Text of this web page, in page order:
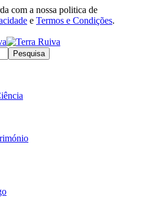
com a nossa politica de
e Termos e Condições.